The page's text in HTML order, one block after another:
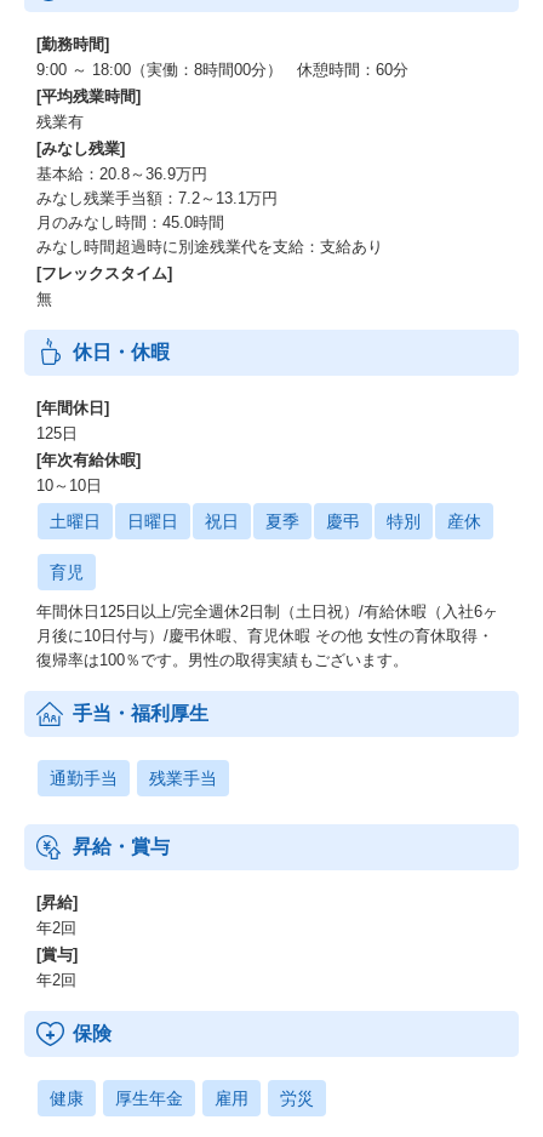
などを取りいれております。
[勤務時間]
9:00 ～ 18:00（実働：8時間00分） 休憩時間：60分
[平均残業時間]
残業有
[みなし残業]
基本給：20.8～36.9万円
みなし残業手当額：7.2～13.1万円
月のみなし時間：45.0時間
みなし時間超過時に別途残業代を支給：支給あり
[フレックスタイム]
無
休日・休暇
[年間休日]
125日
[年次有給休暇]
10～10日
土曜日 日曜日 祝日 夏季 慶弔 特別 産休
育児
年間休日125日以上/完全週休2日制（土日祝）/有給休暇（入社6ヶ
月後に10日付与）/慶弔休暇、育児休暇 その他 女性の育休取得・
復帰率は100％です。男性の取得実績もございます。
手当・福利厚生
通勤手当 残業手当
昇給・賞与
[昇給]
年2回
[賞与]
年2回
保険
健康 厚生年金 雇用 労災